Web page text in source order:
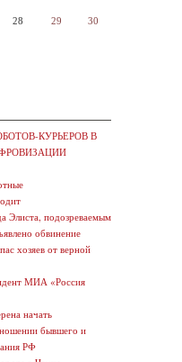
28 29 30
КУРЬЕРОВ В
Элиста, подозреваемым
обвинение
хозяев от верной
МИА «Россия
начать
бывшего и
РФ